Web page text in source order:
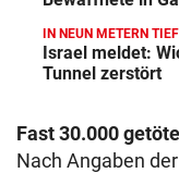
IN NEUN METERN
Israel meldet:
Tunnel zerstört
Fast 30.000
Nach Angaben